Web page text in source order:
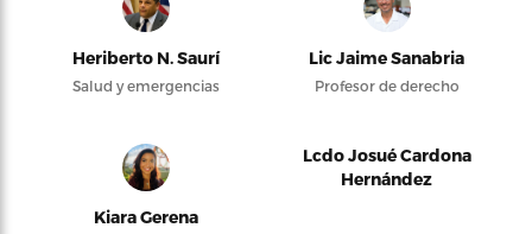
Heriberto N. Saurí
Salud y emergencias
Lic Jaime Sanabria
Profesor de derecho
Kiara Gerena
Lcdo Josué Cardona
Hernández